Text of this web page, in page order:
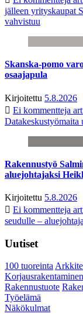
jälleen yrityskaupat
vahvistuu
Skanska-pomo
osaajapula
Kirjoitettu 5.8.2026
Ei kommentteja
Datakeskustyömaita
Rakennustyö
aluejohtajaksi
Kirjoitettu 5.8.2026
Ei kommentteja
seudulle –
Uutiset
100 tuoreinta
Korjausrakentaminen
Rakennustuote
Työelämä
Näkökulmat